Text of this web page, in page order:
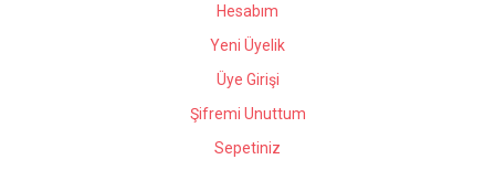
Hesabım
Yeni Üyelik
Üye Girişi
Şifremi Unuttum
Sepetiniz